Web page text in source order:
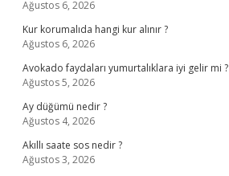
Ağustos 6, 2026
Kur korumalıda hangi kur alınır ?
Ağustos 6, 2026
Avokado faydaları yumurtalıklara iyi gelir mi ?
Ağustos 5, 2026
Ay düğümü nedir ?
Ağustos 4, 2026
Akıllı saate sos nedir ?
Ağustos 3, 2026